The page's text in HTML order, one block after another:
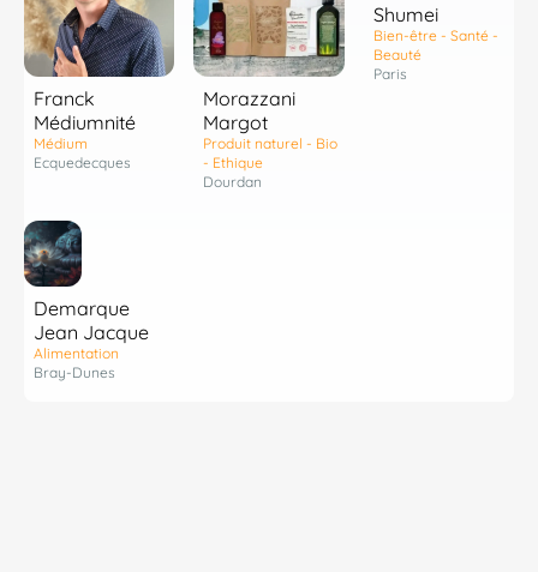
Franck
Médiumnité
Médium
Ecquedecques
Morazzani
Margot
Produit naturel - Bio
- Ethique
Dourdan
Shumei
Bien-être - Santé -
Beauté
Paris
Demarque
Jean Jacque
Alimentation
Bray-Dunes